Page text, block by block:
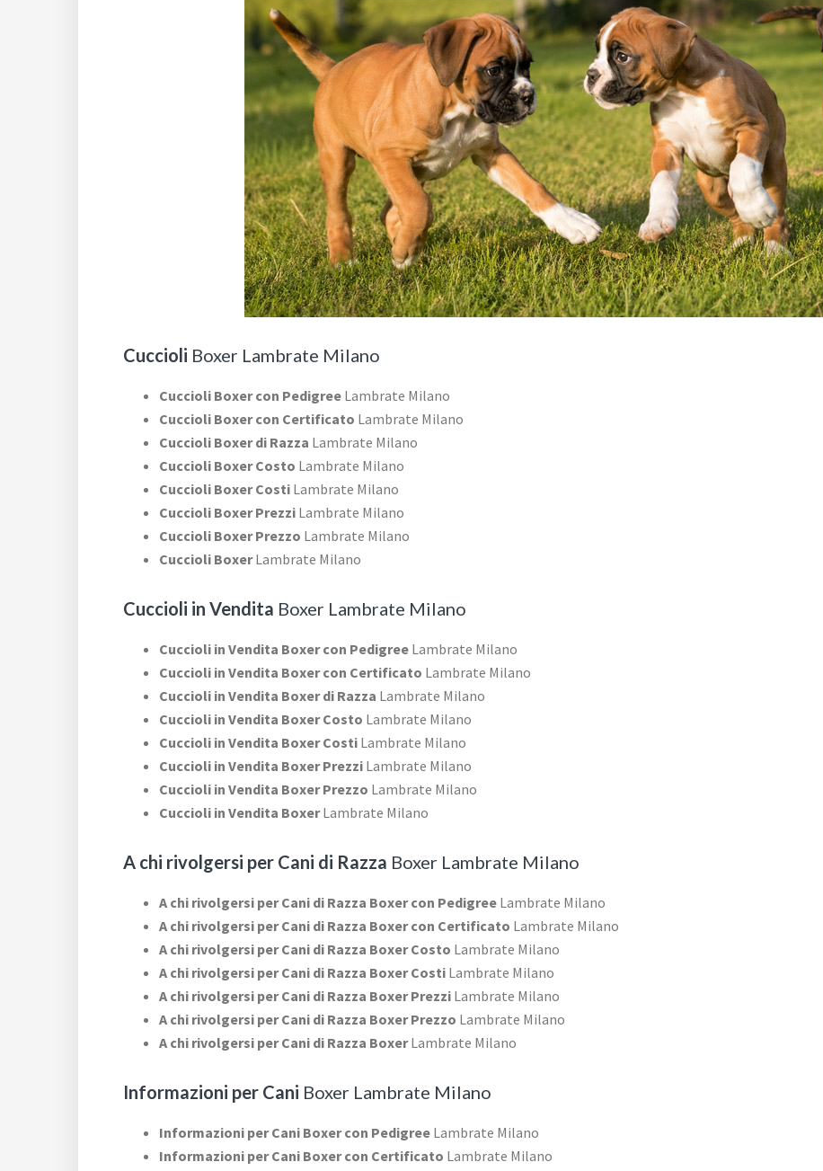
Cuccioli Boxer Lambrate Milano
Cuccioli Boxer con Pedigree Lambrate Milano
Cuccioli Boxer con Certificato Lambrate Milano
Cuccioli Boxer di Razza Lambrate Milano
Cuccioli Boxer Costo Lambrate Milano
Cuccioli Boxer Costi Lambrate Milano
Cuccioli Boxer Prezzi Lambrate Milano
Cuccioli Boxer Prezzo Lambrate Milano
Cuccioli BoxerLambrate Milano
Cuccioli in Vendita Boxer Lambrate Milano
Cuccioli in Vendita Boxer con Pedigree Lambrate Milano
Cuccioli in Vendita Boxer con Certificato Lambrate Milano
Cuccioli in Vendita Boxer di Razza Lambrate Milano
Cuccioli in Vendita Boxer Costo Lambrate Milano
Cuccioli in Vendita Boxer Costi Lambrate Milano
Cuccioli in Vendita Boxer Prezzi Lambrate Milano
Cuccioli in Vendita Boxer Prezzo Lambrate Milano
Cuccioli in Vendita BoxerLambrate Milano
A chi rivolgersi per Cani di Razza Boxer Lambrate Milano
A chi rivolgersi per Cani di Razza Boxer con Pedigree Lambrate Milano
A chi rivolgersi per Cani di Razza Boxer con Certificato Lambrate Milano
A chi rivolgersi per Cani di Razza Boxer Costo Lambrate Milano
A chi rivolgersi per Cani di Razza Boxer Costi Lambrate Milano
A chi rivolgersi per Cani di Razza Boxer Prezzi Lambrate Milano
A chi rivolgersi per Cani di Razza Boxer Prezzo Lambrate Milano
A chi rivolgersi per Cani di Razza BoxerLambrate Milano
Informazioni per Cani Boxer Lambrate Milano
Informazioni per Cani Boxer con Pedigree Lambrate Milano
Informazioni per Cani Boxer con Certificato Lambrate Milano